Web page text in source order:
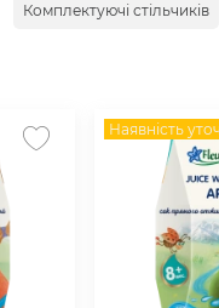
Комплектуючі стільчиків
Наявність